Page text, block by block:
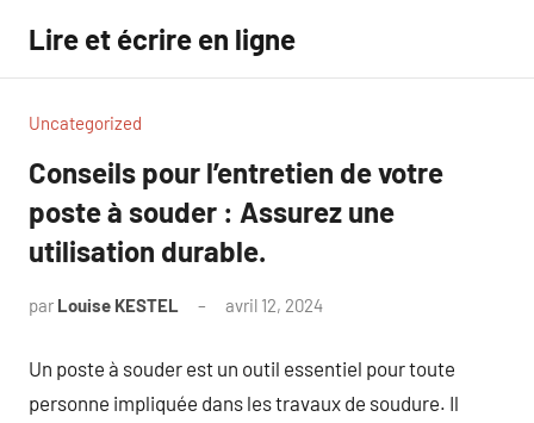
contenu
Lire et écrire en ligne
Uncategorized
Conseils pour l’entretien de votre
poste à souder : Assurez une
utilisation durable.
par Louise KESTEL avril 12, 2024
Un poste à souder est un outil essentiel pour toute
personne impliquée dans les travaux de soudure. Il